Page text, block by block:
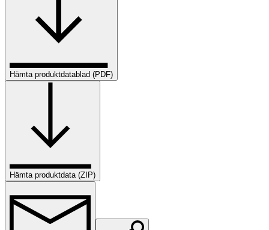
Hämta produktdatablad (PDF)
Hämta produktdata (ZIP)